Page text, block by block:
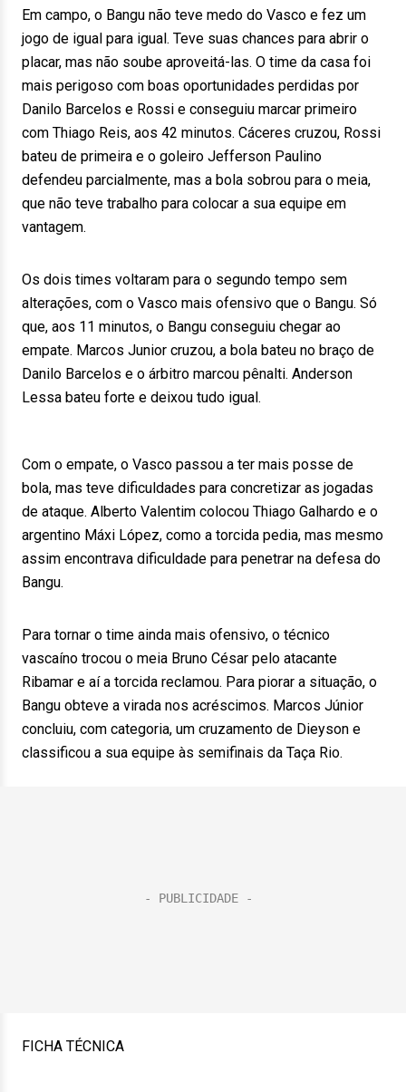
Em campo, o Bangu não teve medo do Vasco e fez um
jogo de igual para igual. Teve suas chances para abrir o
placar, mas não soube aproveitá-las. O time da casa foi
mais perigoso com boas oportunidades perdidas por
Danilo Barcelos e Rossi e conseguiu marcar primeiro
com Thiago Reis, aos 42 minutos. Cáceres cruzou, Rossi
bateu de primeira e o goleiro Jefferson Paulino
defendeu parcialmente, mas a bola sobrou para o meia,
que não teve trabalho para colocar a sua equipe em
vantagem.
Os dois times voltaram para o segundo tempo sem
alterações, com o Vasco mais ofensivo que o Bangu. Só
que, aos 11 minutos, o Bangu conseguiu chegar ao
empate. Marcos Junior cruzou, a bola bateu no braço de
Danilo Barcelos e o árbitro marcou pênalti. Anderson
Lessa bateu forte e deixou tudo igual.
Com o empate, o Vasco passou a ter mais posse de
bola, mas teve dificuldades para concretizar as jogadas
de ataque. Alberto Valentim colocou Thiago Galhardo e o
argentino Máxi López, como a torcida pedia, mas mesmo
assim encontrava dificuldade para penetrar na defesa do
Bangu.
Para tornar o time ainda mais ofensivo, o técnico
vascaíno trocou o meia Bruno César pelo atacante
Ribamar e aí a torcida reclamou. Para piorar a situação, o
Bangu obteve a virada nos acréscimos. Marcos Júnior
concluiu, com categoria, um cruzamento de Dieyson e
classificou a sua equipe às semifinais da Taça Rio.
FICHA TÉCNICA